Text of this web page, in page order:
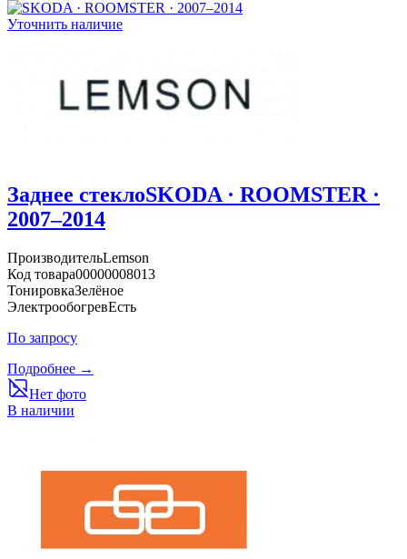
Уточнить наличие
Заднее стеклоSKODA · ROOMSTER ·
2007–2014
ПроизводительLemson
Код товара00000008013
ТонировкаЗелёное
ЭлектрообогревЕсть
По запросу
Подробнее →
Нет фото
В наличии